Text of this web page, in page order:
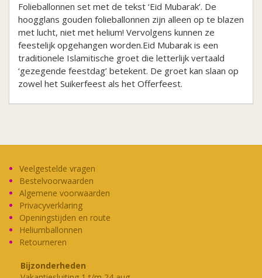
aantal
Folieballonnen set met de tekst ‘Eid Mubarak’. De
hoogglans gouden folieballonnen zijn alleen op te blazen
met lucht, niet met helium! Vervolgens kunnen ze
feestelijk opgehangen worden.Eid Mubarak is een
traditionele Islamitische groet die letterlijk vertaald
‘gezegende feestdag’ betekent. De groet kan slaan op
zowel het Suikerfeest als het Offerfeest.
Veelgestelde vragen
Bestelvoorwaarden
Algemene voorwaarden
Privacyverklaring
Openingstijden en route
Heliumballonnen
Retourneren
Bijzonderheden